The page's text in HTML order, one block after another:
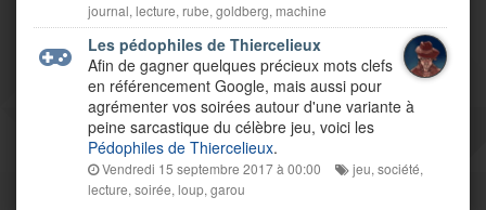
journal, lecture, rube, goldberg, machine
Les pédophiles de Thiercelieux
Afin de gagner quelques précieux mots clefs
en référencement Google, mais aussi pour
agrémenter vos soirées autour d'une variante à
peine sarcastique du célèbre jeu, voici les
Pédophiles de Thiercelieux.
Vendredi 15 septembre 2017 à 00:00 jeu, société,
lecture, soirée, loup, garou